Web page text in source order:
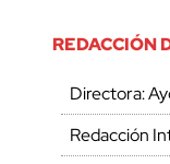
REDACCIÓN
Directora:
Redacción